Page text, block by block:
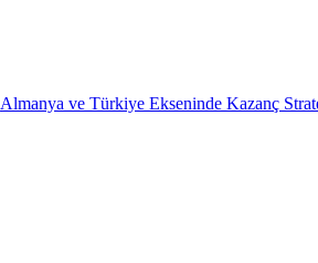
Almanya ve Türkiye Ekseninde Kazanç